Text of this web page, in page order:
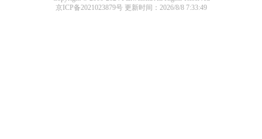
京ICP备2021023879号更新时间：2026/8/8 7:33:49